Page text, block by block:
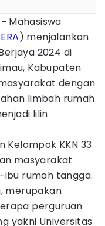
Mahasiswa
) menjalankan
2024 di
Kabupaten
dengan
limbah rumah
lilin
KKN 33
masyarakat
rumah tangga.
merupakan
perguruan
yakni Universitas